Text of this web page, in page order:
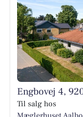
Engbovej 4,
Til salg hos